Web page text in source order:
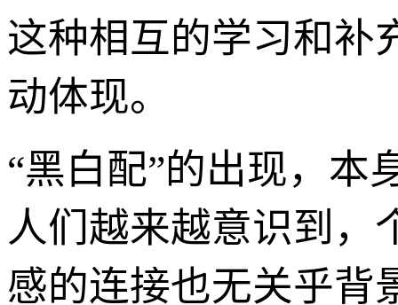
这种相互的学习和补
动体现。
“黑白配”的出现，本
人们越来越意识到，
感的连接也无关乎背